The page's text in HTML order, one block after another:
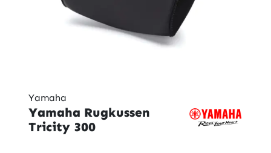
Yamaha
Yamaha Rugkussen
Tricity 300